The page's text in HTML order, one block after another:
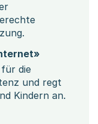
die
und regt
Kindern an.